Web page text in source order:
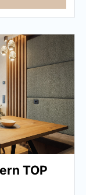
DE EN
Zillertal
TOP